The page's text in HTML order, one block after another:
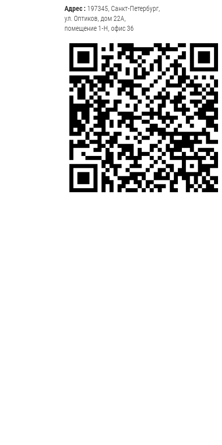
передача извещений и расстояния, так и
программирование модуля (в частности установка
величины погонного сопротивления термокабеля).
с индикацией расстояния до места срабатывания
(1,2,3)И(-Ex) обладают функцией термокомпенсации
изменения сопротивления жил термокабеля, что
повысить точность определения места срабатывания
значительных колебаниях температуры окружающей
термокабеля. Термокомпенсация осуществляется за
постоянного отслеживания и компенсации медленно-
меняющихся температурных девиаций сопротивления
термокабеля в режиме НОРМА. Максимальная
определения расстояния места срабатывания (±
достигается при использовании модулей МИП с
термокомпенсации совместно с термокабелем ИП104
«Гранат - термокабель». Двухшлейфовые модули
МИП-2И, МИП-2-Ex, МИП-2И-Ex удобны при
в системах автоматического пожаротушения, когда
средств пожаротушения должен осуществляться
Адрес : 197345, Санкт-Петербург,
ул. Оптиков, дом 22А,
помещение 1-Н, офис 36